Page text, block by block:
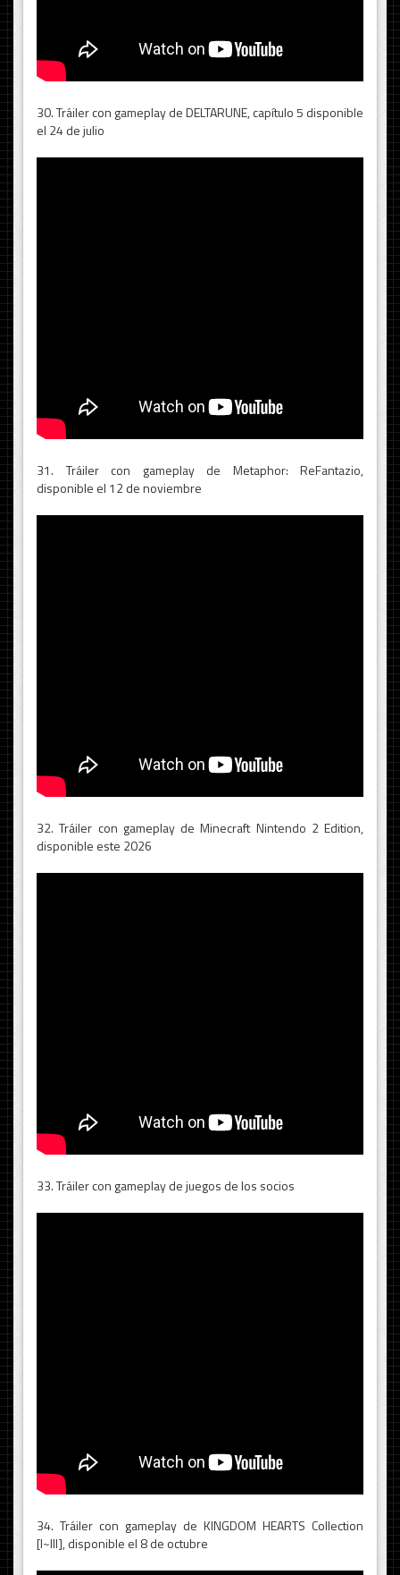
30. Tráiler con gameplay de DELTARUNE, capítulo 5 disponible
el 24 de julio
31. Tráiler con gameplay de Metaphor: ReFantazio,
disponible el 12 de noviembre
32. Tráiler con gameplay de Minecraft Nintendo 2 Edition,
disponible este 2026
33. Tráiler con gameplay de juegos de los socios
34. Tráiler con gameplay de KINGDOM HEARTS Collection
[I~III], disponible el 8 de octubre